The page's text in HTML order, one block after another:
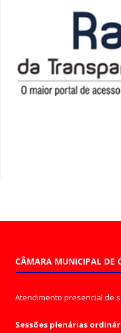
CÂMARA MUNICIPAL DE
Atendimento presencial de
Sessões plenárias